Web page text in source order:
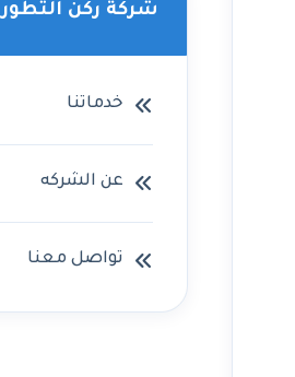
شركة ركن التطور
خدماتنا
عن الشركه
تواصل معنا